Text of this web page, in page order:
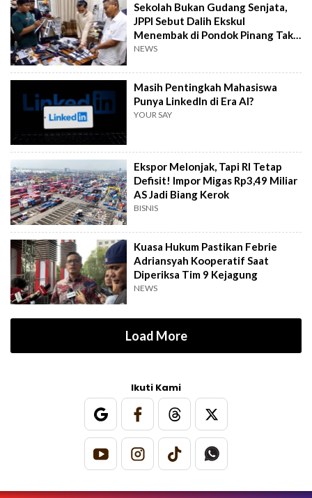
Sekolah Bukan Gudang Senjata,
JPPI Sebut Dalih Ekskul
Menembak di Pondok Pinang Tak
Masuk Akal
NEWS
Masih Pentingkah Mahasiswa
Punya LinkedIn di Era AI?
YOUR SAY
Ekspor Melonjak, Tapi RI Tetap
Defisit! Impor Migas Rp3,49 Miliar
AS Jadi Biang Kerok
BISNIS
Kuasa Hukum Pastikan Febrie
Adriansyah Kooperatif Saat
Diperiksa Tim 9 Kejagung
NEWS
Load More
Ikuti Kami